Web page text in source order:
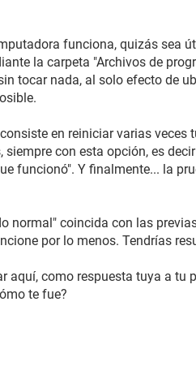
funciona, quizás sea
la carpeta "Archivos de
tocar nada, al solo efecto de
en reiniciar varias veces
con esta opción, es
funcionó". Y finalmente... la
normal" coincida con las
por lo menos. Tendrías
aquí, como respuesta tuya a tu
te fue?